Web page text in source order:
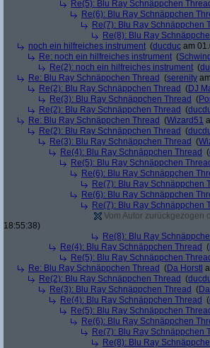
Re(5): Blu Ray Schnäppchen
Re(6): Blu Ray Schnäppchen
Re(7): Blu Ray Schnäppchen
Re(8): Blu Ray
noch ein hilfreiches instrument (ducduc am
Re: noch ein hilfreiches instrument (
Re(2): noch ein hilfreiches instrument (
Re: Blu Ray Schnäppchen Thread (serenity
Re(2): Blu Ray Schnäppchen Thread (DJ
Re(3): Blu Ray Schnäppchen Thread (
Re(2): Blu Ray Schnäppchen Thread (
Re: Blu Ray Schnäppchen Thread (Wizard51
Re(2): Blu Ray Schnäppchen Thread (
Re(3): Blu Ray Schnäppchen Thread (
Re(4): Blu Ray Schnäppchen Thread (
Re(5): Blu Ray Schnäppchen
Re(6): Blu Ray Schnäppchen
Re(7): Blu Ray Schnäppchen
Re(6): Blu Ray Schnäppchen
Re(7): Blu Ray Schnäppchen
Vom Autor zurückgezogen
18:55:38)
Re(8): Blu Ray
Re(4): Blu Ray Schnäppchen Thread (
Re(5): Blu Ray Schnäppchen
Re: Blu Ray Schnäppchen Thread (Da Horstl
Re(2): Blu Ray Schnäppchen Thread (
Re(3): Blu Ray Schnäppchen Thread (
Re(4): Blu Ray Schnäppchen Thread (
Re(5): Blu Ray Schnäppchen
Re(6): Blu Ray Schnäppchen
Re(7): Blu Ray Schnäppchen
Re(8): Blu Ray